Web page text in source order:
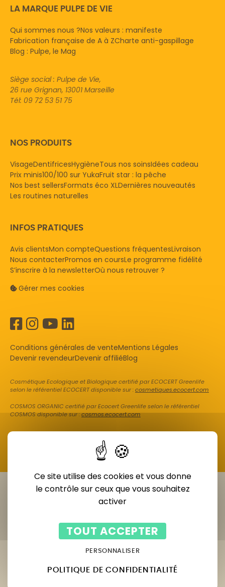
LA MARQUE PULPE DE VIE
Qui sommes nous ?Nos valeurs : manifeste
Fabrication française de A à ZCharte anti-gaspillage
Blog : Pulpe, le Mag
Siège social : Pulpe de Vie,
26 rue Grignan, 13001 Marseille
Tél: 09 72 53 51 75
NOS PRODUITS
VisageDentifricesHygièneTous nos soinsIdées cadeau
Prix minis100/100 sur YukaFruit star : la pêche
Nos best sellersFormats éco XLDernières nouveautés
Les routines naturelles
INFOS PRATIQUES
Avis clientsMon compteQuestions fréquentesLivraison
Nous contacterPromos en coursLe programme fidélité
S’inscrire à la newsletterOù nous retrouver ?
Gérer mes cookies
Conditions générales de venteMentions Légales
Devenir revendeurDevenir affiliéBlog
Cosmétique Ecologique et Biologique certifié par ECOCERT Greenlife
selon le référentiel ECOCERT disponible sur :cosmetiques.ecocert.com
COSMOS ORGANIC certifié par Ecocert Greenlife selon le référentiel
COSMOS disponible sur :cosmos.ecocert.com
Ce site utilise des cookies et vous donne
le contrôle sur ceux que vous souhaitez
activer
TOUT ACCEPTER
PERSONNALISER
POLITIQUE DE CONFIDENTIALITÉ